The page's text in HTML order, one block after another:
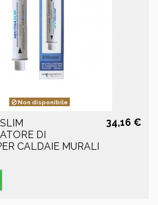
Non disponibile
DI
CALDAIE MURALI
34,16 €